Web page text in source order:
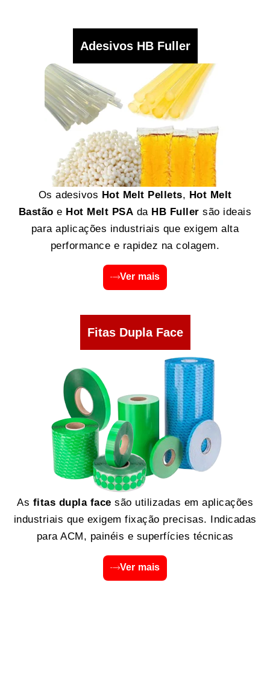
Adesivos HB Fuller
Os adesivos Hot Melt Pellets, Hot Melt
Bastão e Hot Melt PSA da HB Fuller são ideais
para aplicações industriais que exigem alta
performance e rapidez na colagem.
Ver mais
Fitas Dupla Face
As fitas dupla face são utilizadas em aplicações
industriais que exigem fixação precisas. Indicadas
para ACM, painéis e superfícies técnicas
Ver mais